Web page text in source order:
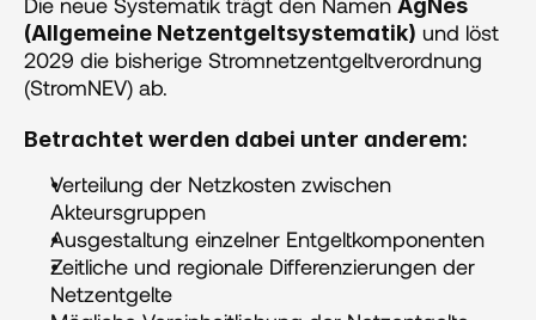
AgNes
(Allgemeine Netzentgeltsystematik) und löst
2029 die bisherige Stromnetzentgeltverordnung
(StromNEV) ab.
Betrachtet werden dabei unter anderem:
Verteilung der Netzkosten zwischen
Akteursgruppen
Ausgestaltung einzelner Entgeltkomponenten
Zeitliche und regionale Differenzierungen der
Netzentgelte